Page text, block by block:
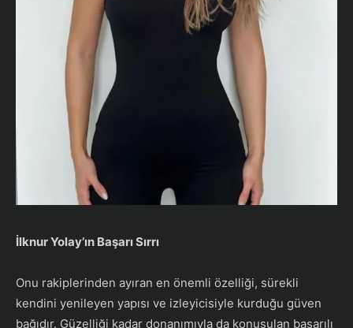
İlknur Yolay’ın Başarı Sırrı
Onu rakiplerinden ayıran en önemli özelliği, sürekli
kendini yenileyen yapısı ve izleyicisiyle kurduğu güven
bağıdır. Güzelliği kadar donanımıyla da konuşulan başarılı